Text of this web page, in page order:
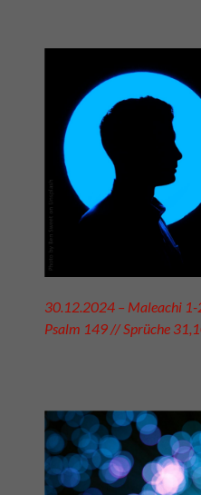
30.12.2024 – Maleachi
Psalm 149 // Sprüche